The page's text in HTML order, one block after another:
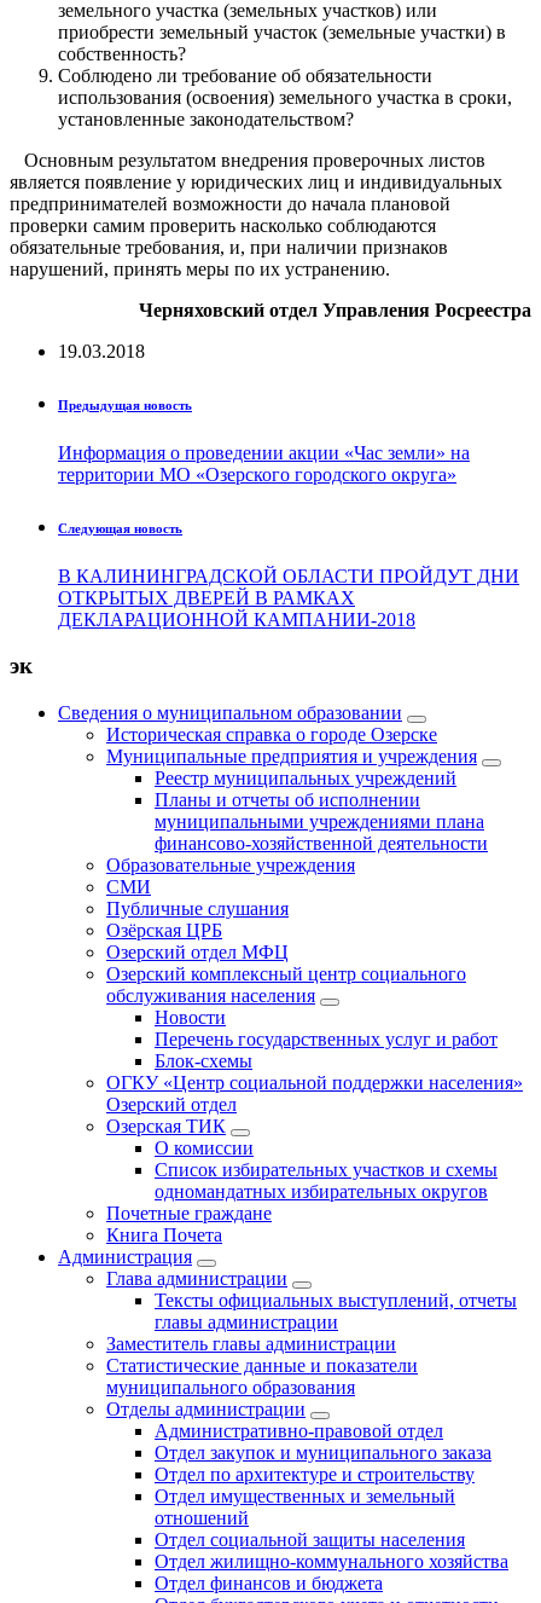
земельного участка (земельных участков) или
приобрести земельный участок (земельные участки) в
собственность?
Соблюдено ли требование об обязательности
использования (освоения) земельного участка в сроки,
установленные законодательством?
Основным результатом внедрения проверочных листов
является появление у юридических лиц и индивидуальных
предпринимателей возможности до начала плановой
проверки самим проверить насколько соблюдаются
обязательные требования, и, при наличии признаков
нарушений, принять меры по их устранению.
Черняховский отдел Управления Росреестра
19.03.2018
Предыдущая новость
Информация о проведении акции «Час земли» на
территории МО «Озерского городского округа»
Следующая новость
В КАЛИНИНГРАДСКОЙ ОБЛАСТИ ПРОЙДУТ ДНИ
ОТКРЫТЫХ ДВЕРЕЙ В РАМКАХ
ДЕКЛАРАЦИОННОЙ КАМПАНИИ-2018
эк
Сведения о муниципальном образовании
Историческая справка о городе Озерске
Муниципальные предприятия и учреждения
Реестр муниципальных учреждений
Планы и отчеты об исполнении
муниципальными учреждениями плана
финансово-хозяйственной деятельности
Образовательные учреждения
СМИ
Публичные слушания
Озёрская ЦРБ
Озерский отдел МФЦ
Озерский комплексный центр социального
обслуживания населения
Новости
Перечень государственных услуг и работ
Блок-схемы
ОГКУ «Центр социальной поддержки населения»
Озерский отдел
Озерская ТИК
О комиссии
Список избирательных участков и схемы
одномандатных избирательных округов
Почетные граждане
Книга Почета
Администрация
Глава администрации
Тексты официальных выступлений, отчеты
главы администрации
Заместитель главы администрации
Статистические данные и показатели
муниципального образования
Отделы администрации
Административно-правовой отдел
Отдел закупок и муниципального заказа
Отдел по архитектуре и строительству
Отдел имущественных и земельный
отношений
Отдел социальной защиты населения
Отдел жилищно-коммунального хозяйства
Отдел финансов и бюджета